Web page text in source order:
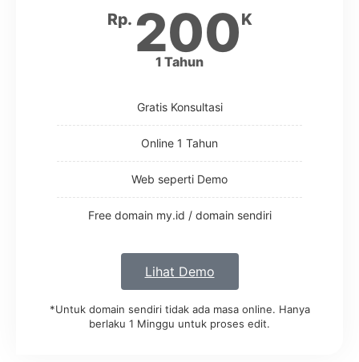
Rp. 200K
1 Tahun
Gratis Konsultasi
Online 1 Tahun
Web seperti Demo
Free domain my.id / domain sendiri
Lihat Demo
*Untuk domain sendiri tidak ada masa online. Hanya
berlaku 1 Minggu untuk proses edit.